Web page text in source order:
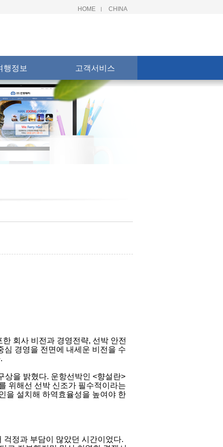
HOME | CHINA
행정보 고객서비스
회사 비전과 경영전략, 선박 안전
심 경영을 전면에 내세운 비전을 수
상을 밝혔다. 운항선박인 <향설란>
위해선 선박 신조가 필수적이라는
을 설치해 하역효율성을 높여야 한
정과 부담이 많았던 시간이었다.